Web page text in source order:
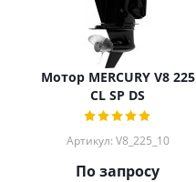
Мотор MERCURY V8 225
CL SP DS
Артикул: V8_225_10
По запросу